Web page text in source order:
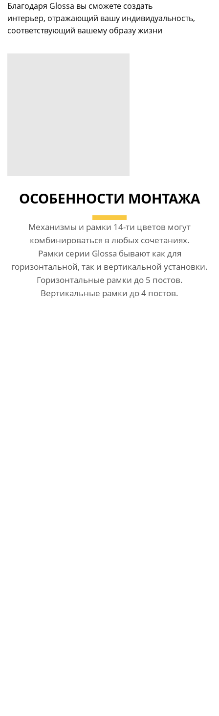
Благодаря Glossa вы сможете создать
интерьер, отражающий вашу индивидуальность,
соответствующий вашему образу жизни
ОСОБЕННОСТИ МОНТАЖА
Механизмы и рамки 14-ти цветов могут
комбинироваться в любых сочетаниях.
Рамки серии Glossa бывают как для
горизонтальной, так и вертикальной установки.
Горизонтальные рамки до 5 постов.
Вертикальные рамки до 4 постов.